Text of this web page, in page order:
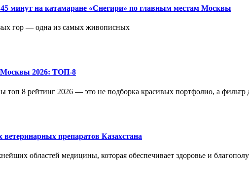
минут на катамаране «Снегири» по главным местам Москвы
гор — одна из самых живописных
2026: ТОП-8
8 рейтинг 2026 — это не подборка красивых портфолио, а фильтр
препаратов Казахстана
областей медицины, которая обеспечивает здоровье и